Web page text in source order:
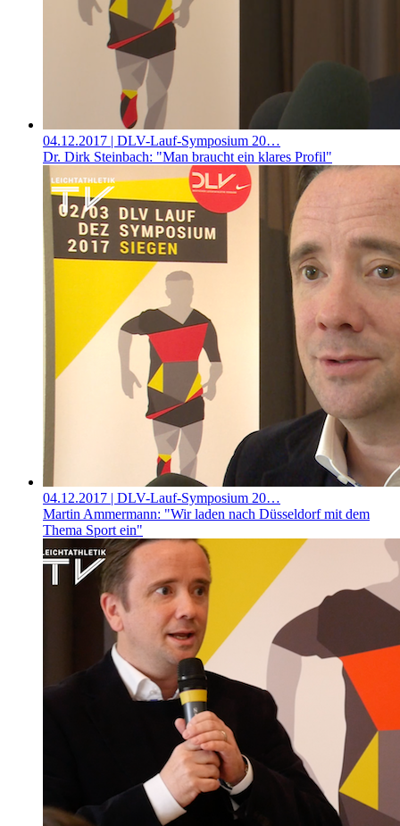
04.12.2017 | DLV-Lauf-Symposium 20…
Dr. Dirk Steinbach: "Man braucht ein klares Profil"
04.12.2017 | DLV-Lauf-Symposium 20…
Martin Ammermann: "Wir laden nach Düsseldorf mit dem
Thema Sport ein"